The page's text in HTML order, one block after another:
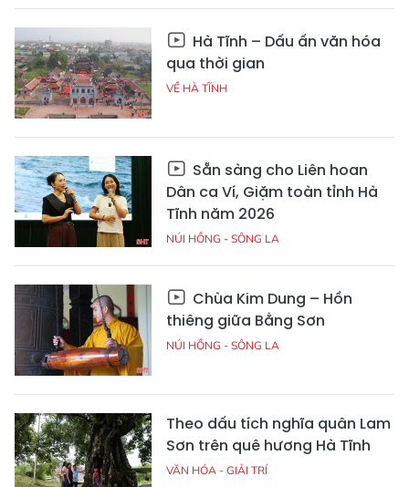
Hà Tĩnh – Dấu ấn văn hóa
qua thời gian
VỀ HÀ TĨNH
Sẵn sàng cho Liên hoan
Dân ca Ví, Giặm toàn tỉnh Hà
Tĩnh năm 2026
NÚI HỒNG - SÔNG LA
Chùa Kim Dung – Hồn
thiêng giữa Bằng Sơn
NÚI HỒNG - SÔNG LA
Theo dấu tích nghĩa quân Lam
Sơn trên quê hương Hà Tĩnh
VĂN HÓA - GIẢI TRÍ